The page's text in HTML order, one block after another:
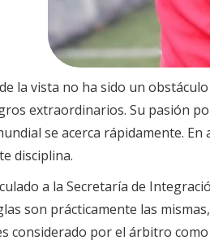
la vista no ha sido un
extraordinarios. Su pasión
se acerca rápidamente.
disciplina.
a la Secretaría de
son prácticamente las
considerado por el árbitro